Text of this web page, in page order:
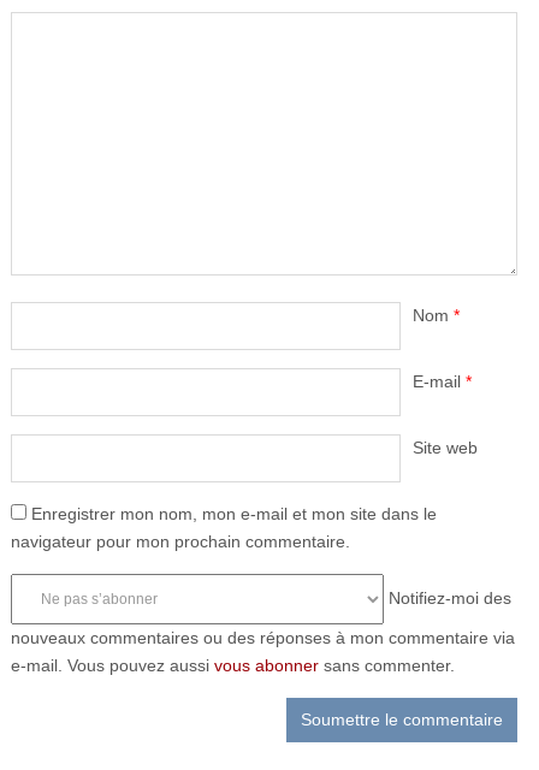
Nom *
E-mail *
Site web
Enregistrer mon nom, mon e-mail et mon site dans le
navigateur pour mon prochain commentaire.
Notifiez-moi des
nouveaux commentaires ou des réponses à mon commentaire via
e-mail. Vous pouvez aussi vous abonnersans commenter.